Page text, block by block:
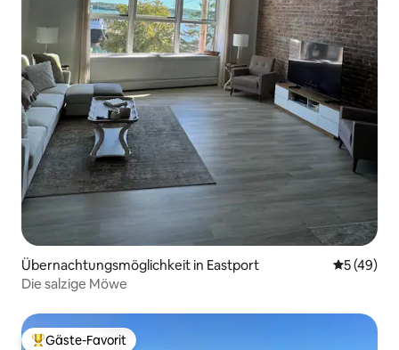
Übernachtungsmöglichkeit in Eastport
5 (49)
Die salzige Möwe
Gäste-Favorit